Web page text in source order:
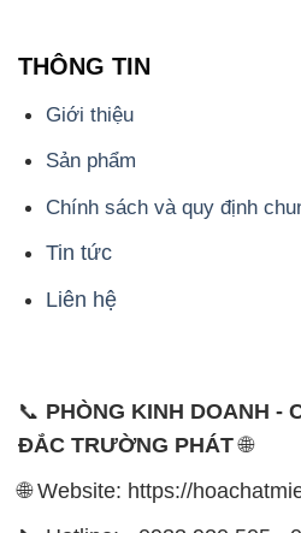
THÔNG TIN
Giới thiệu
Sản phẩm
Chính sách và quy định
Tin tức
Liên hệ
📞 PHÒNG KINH DOANH -
ĐẮC TRƯỜNG PHÁT🌐
🌐 Website: https://